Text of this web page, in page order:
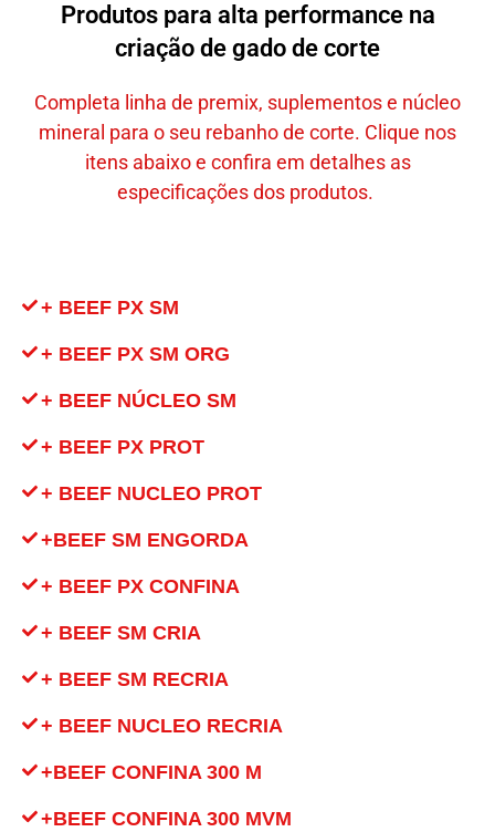
Produtos para alta performance na
criação de gado de corte
Completa linha de premix, suplementos e núcleo
mineral para o seu rebanho de corte. Clique nos
itens abaixo e confira em detalhes as
especificações dos produtos.
+ BEEF PX SM
+ BEEF PX SM ORG
+ BEEF NÚCLEO SM
+ BEEF PX PROT
+ BEEF NUCLEO PROT
+BEEF SM ENGORDA
+ BEEF PX CONFINA
+ BEEF SM CRIA
+ BEEF SM RECRIA
+ BEEF NUCLEO RECRIA
+BEEF CONFINA 300 M
+BEEF CONFINA 300 MVM